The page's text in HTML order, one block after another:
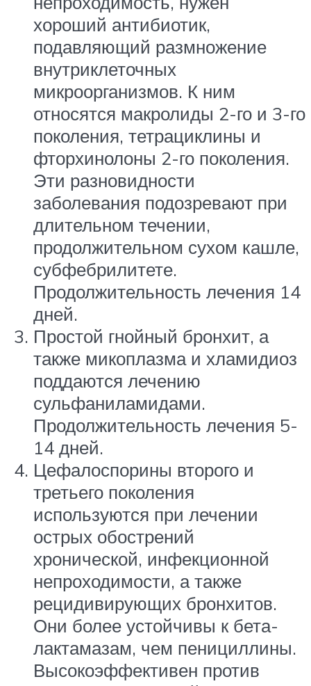
хороший антибиотик,
подавляющий размножение
внутриклеточных
микроорганизмов. К ним
относятся макролиды 2-го и 3-го
поколения, тетрациклины и
фторхинолоны 2-го поколения.
Эти разновидности
заболевания подозревают при
длительном течении,
продолжительном сухом кашле,
субфебрилитете.
Продолжительность лечения 14
дней.
Простой гнойный бронхит, а
также микоплазма и хламидиоз
поддаются лечению
сульфаниламидами.
Продолжительность лечения 5-
14 дней.
Цефалоспорины второго и
третьего поколения
используются при лечении
острых обострений
хронической, инфекционной
непроходимости, а также
рецидивирующих бронхитов.
Они более устойчивы к бета-
лактамазам, чем пенициллины.
Высокоэффективен против